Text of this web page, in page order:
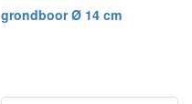
grondboor Ø 14 cm